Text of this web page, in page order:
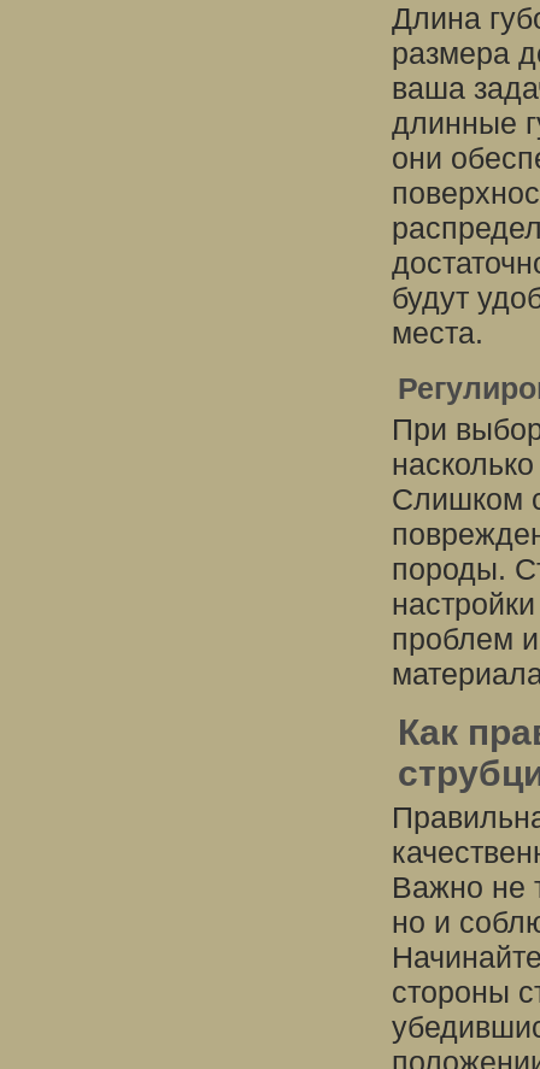
Длина
размера
ваша
длинные
они
будут
места.
При
Слишком
породы.
проблем
Как
Важно не
но и
стороны